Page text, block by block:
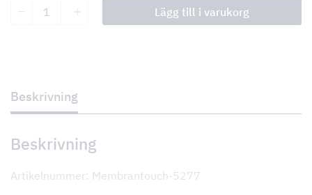
Lägg till i varukorg
Beskrivning
Beskrivning
Artikelnummer: Membrantouch-5277